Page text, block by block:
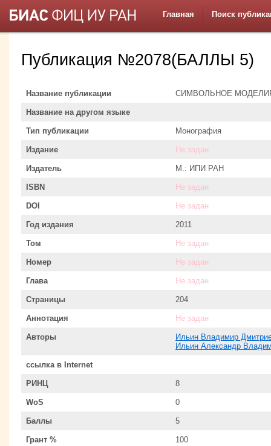
Главная Поиск
Публикация №2078(БАЛЛЫ 5)
Название публикации СИМВОЛЬНОЕ
Название на другом языке
Тип публикации Монография
Издание Не задан
Издатель М.: ИПИ РАН
ISBN Не задан
DOI Не задан
Год издания 2011
Том Не задан
Номер Не задан
Глава Не задан
Страницы 204
Аннотация Не задан
Авторы
Ильин Владимир
Ильин Александр
ссылка в Internet
РИНЦ 8
WoS 0
Баллы 5
Грант % 100